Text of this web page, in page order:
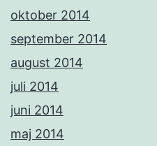
oktober 2014
september 2014
august 2014
juli 2014
juni 2014
maj 2014